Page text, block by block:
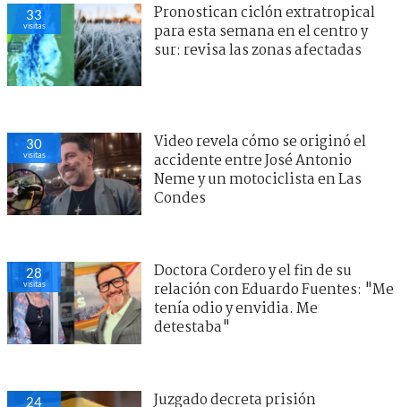
33
visitas
Pronostican ciclón extratropical
para esta semana en el centro y
sur: revisa las zonas afectadas
30
visitas
Video revela cómo se originó el
accidente entre José Antonio
Neme y un motociclista en Las
Condes
28
visitas
Doctora Cordero y el fin de su
relación con Eduardo Fuentes: "Me
tenía odio y envidia. Me
detestaba"
24 Juzgado decreta prisión